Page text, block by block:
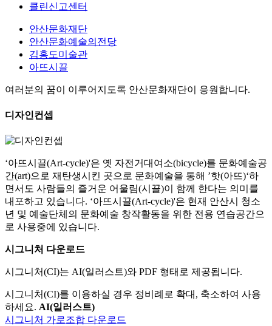
클린신고센터
안산문화재단
안산문화예술의전당
김홍도미술관
아뜨시끌
여러분의 꿈이 이루어지도록 안산문화재단이 응원합니다.
디자인컨셉
‘아뜨시끌(Art-cycle)'은 옛 자전거대여소(bicycle)를 문화예술공
간(art)으로 재탄생시킨 곳으로 문화예술을 통해 ’핫(아뜨)‘하
면서도 사람들의 즐거운 어울림(시끌)이 함께 한다는 의미를
내포하고 있습니다. ‘아뜨시끌(Art-cycle)'은 현재 안산시 청소
년 및 예술단체의 문화예술 창작활동을 위한 전용 연습공간으
로 사용중에 있습니다.
시그니처 다운로드
시그니처(CI)는 AI(일러스트)와 PDF 형태로 제공됩니다.
시그니처(CI)를 이용하실 경우 정비례로 확대, 축소하여 사용
하세요. AI(일러스트)
시그니처 가로조합 다운로드